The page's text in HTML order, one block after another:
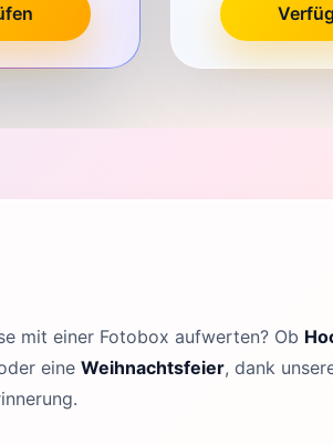
mit einer Fotobox aufwerten? Ob
eine Weihnachtsfeier, dank